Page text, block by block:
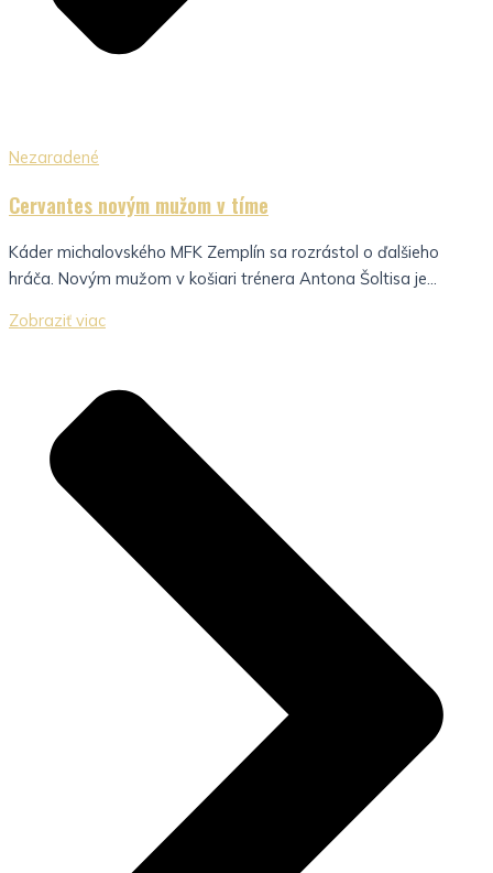
Nezaradené
Cervantes novým mužom v tíme
Káder michalovského MFK Zemplín sa rozrástol o ďalšieho
hráča. Novým mužom v košiari trénera Antona Šoltisa je...
Zobraziť viac